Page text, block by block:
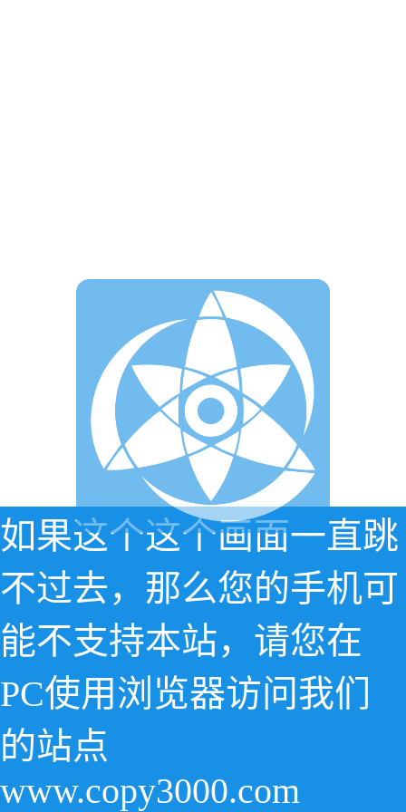
如果这个这个画面一直跳
不过去，那么您的手机可
能不支持本站，请您在
PC使用浏览器访问我们
的站点
www.copy3000.com